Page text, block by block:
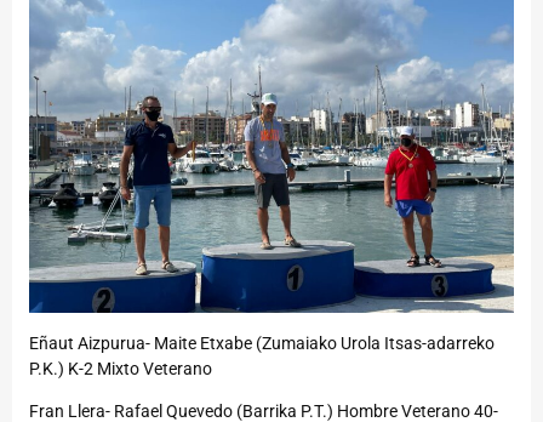
Eñaut Aizpurua- Maite Etxabe (Zumaiako Urola Itsas-adarreko
P.K.) K-2 Mixto Veterano
Fran Llera- Rafael Quevedo (Barrika P.T.) Hombre Veterano 40-